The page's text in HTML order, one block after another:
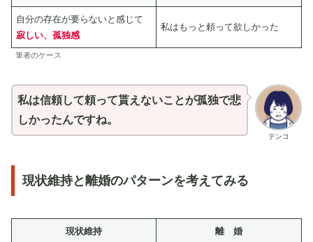
自分の存在が要らないと感じて
寂しい、孤独感
私はもっと頼って欲しかった
筆者のケース
テンコ
私は信頼して頼って貰えないことが孤独で悲
しかったんですね。
現状維持と離婚のパターンを考えてみる
現状維持 離 婚